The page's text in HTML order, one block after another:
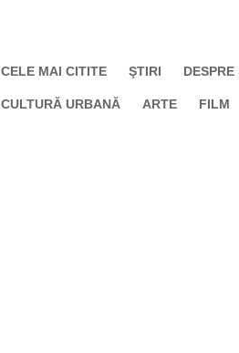
CELE MAI CITITE ŞTIRI DESPRE
CULTURĂ URBANĂ ARTE FILM